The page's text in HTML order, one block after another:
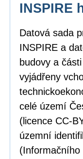
INSPIRE
Datová sada
INSPIRE a
budovy a
vyjádřeny
celé území
(licence CC-
územní